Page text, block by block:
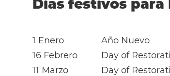
Días festivos para
1 Enero
Año Nuevo
16 Febrero
Day of
11 Marzo
Day of